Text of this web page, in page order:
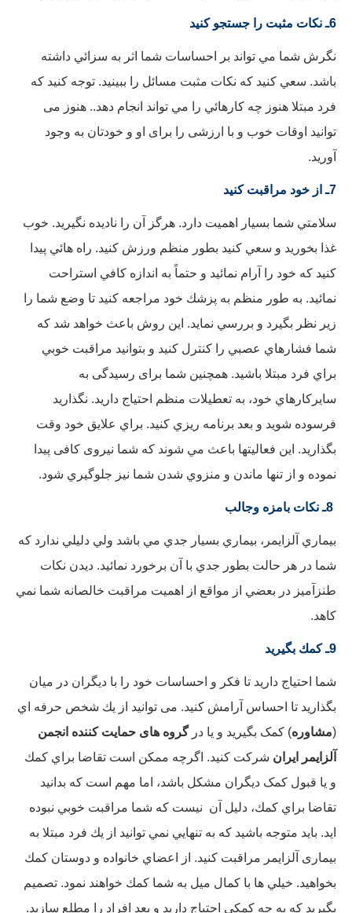
6ـ نكات مثبت را جستجو كنيد
نگرش شما مي تواند بر احساسات شما اثر به سزائي داشته
باشد. سعي كنيد كه نكات مثبت مسائل را ببينيد. توجه كنيد كه
فرد مبتلا هنوز چه كارهائي را مي تواند انجام دهد.. هنوز می
توانید اوقات خوب و با ارزشی را برای او و خودتان به وجود
آورید.
7ـ از خود مراقبت كنيد
سلامتي شما بسيار اهميت دارد. هرگز آن را ناديده نگيريد. خوب
غذا بخوريد و سعي كنيد بطور منظم ورزش كنيد. راه هائي پيدا
كنيد كه خود را آرام نمائيد و حتماً به اندازه كافي استراحت
نمائيد. به طور منظم به پزشك خود مراجعه كنيد تا وضع شما را
زير نظر بگيرد و بررسي نمايد. اين روش باعث خواهد شد كه
شما فشارهاي عصبي را کنترل كنيد و بتوانيد مراقبت خوبي
براي فرد مبتلا باشيد. همچنين شما برای رسیدگی به
سایركارهاي خود، به تعطيلات منظم احتياج داريد. نگذارید
فرسوده شويد و بعد برنامه ريزي كنيد. براي علايق خود وقت
بگذاريد. اين فعالیتها باعث مي شوند كه شما نيروی کافی پيدا
نموده و از تنها ماندن و منزوي شدن شما نیز جلوگيري شود.
8ـ نكات بامزه وجالب
بيماري آلزايمر، بيماري بسيار جدي مي باشد ولي دليلي ندارد كه
شما در هر حالت بطور جدي با آن برخورد نمائيد. ديدن نكات
طنزآمیز در بعضي از مواقع از اهميت مراقبت خالصانه شما نمي
كاهد.
9ـ كمك بگيريد
شما احتياج داريد تا فكر و احساسات خود را با ديگران در ميان
بگذاريد تا احساس آرامش كنيد. می توانید از يك شخص حرفه اي
(مشاوره) کمک بگیرید و يا درگروه های حمايت كننده انجمن
آلزايمر ایران شركت كنيد. اگرچه ممکن است تقاضا براي كمك
و يا قبول کمک دیگران مشكل باشد، اما مهم است که بدانید
تقاضا براي كمك، دليل آن نيست كه شما مراقبت خوبي نبوده
ايد. بايد متوجه باشيد كه به تنهايي نمي توانيد از يك فرد مبتلا به
بیماری آلزايمر مراقبت كنيد. از اعضاي خانواده و دوستان كمك
بخواهيد. خيلي ها با كمال ميل به شما كمك خواهند نمود. تصميم
بگيريد كه به چه كمكي احتياج داريد و بعد افراد را مطلع سازيد.